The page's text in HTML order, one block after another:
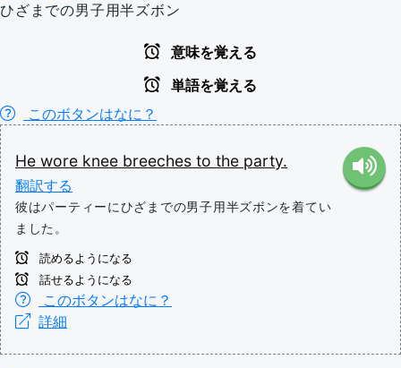
ひざまでの男子用半ズボン
意味を覚える
単語を覚える
このボタンはなに？
He wore knee breeches to the party.
翻訳する
彼はパーティーにひざまでの男子用半ズボンを着てい
ました。
読めるようになる
話せるようになる
このボタンはなに？
詳細